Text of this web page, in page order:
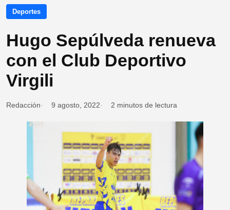
Deportes
Hugo Sepúlveda renueva
con el Club Deportivo
Virgili
Redacción 9 agosto, 2022 2 minutos de lectura